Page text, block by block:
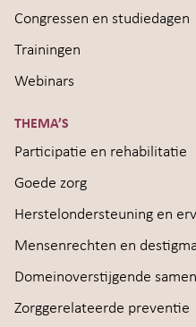
Congressen en studiedagen
Trainingen
Webinars
THEMA’S
Participatie en rehabilitatie
Goede zorg
Herstelondersteuning en
Mensenrechten en
Domeinoverstijgende
Zorggerelateerde preventie